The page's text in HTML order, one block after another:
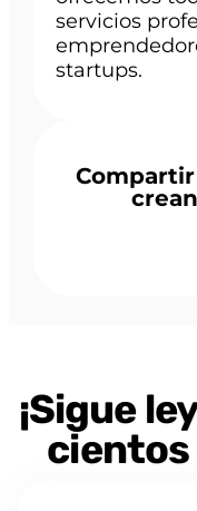
servicios
startups.
¡Sigue
cientos